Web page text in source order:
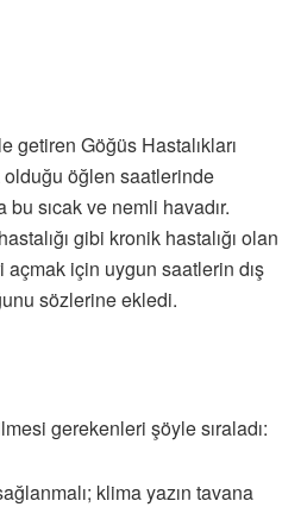
getiren Göğüs Hastalıkları
olduğu öğlen saatlerinde
sıcak ve nemli havadır.
gibi kronik hastalığı olan
açmak için uygun saatlerin dış
sözlerine ekledi.
gerekenleri şöyle sıraladı:
klima yazın tavana